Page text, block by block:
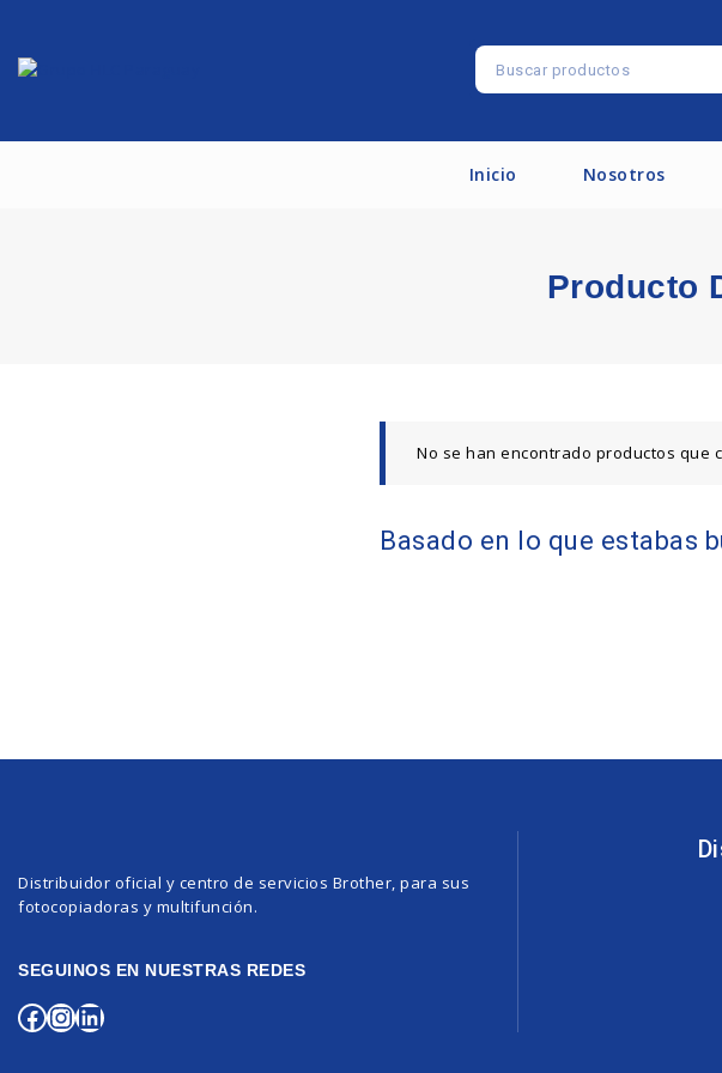
Inicio Nosotros
Producto
No se han encontrado productos que
Basado en lo que estabas
Distribuidor oficial y centro de servicios Brother, para sus
fotocopiadoras y multifunción.
SEGUINOS EN NUESTRAS REDES